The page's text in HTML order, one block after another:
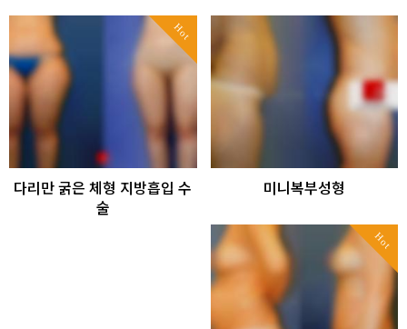
Hot
다리만 굵은 체형 지방흡입 수
술
미니복부성형
Hot